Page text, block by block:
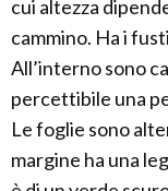
cui altezza
cammino. Ha i
All’interno sono
percettibile una
Le foglie sono
margine ha una